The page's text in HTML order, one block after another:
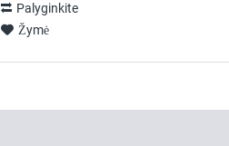
Palyginkite
Žymė